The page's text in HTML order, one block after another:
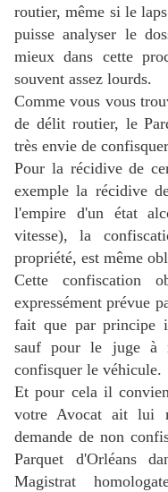
routier, même si le
puisse analyser le
mieux dans cette
souvent assez lourds.
Comme vous vous
de délit routier, le
très envie de
Pour la récidive de
exemple la récidive
l'empire d'un état
vitesse), la
propriété, est même
Cette confiscation
expressément prévue
fait que par principe
sauf pour le juge à
confisquer le véhicule.
Et pour cela il
votre Avocat ait lui
demande de non
Parquet d'Orléans
Magistrat